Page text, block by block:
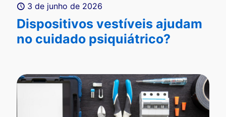
3 de junho de 2026
Dispositivos vestíveis ajudam
no cuidado psiquiátrico?